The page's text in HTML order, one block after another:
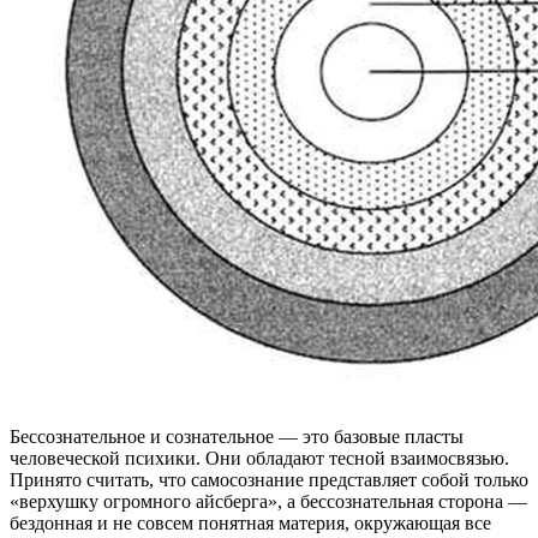
Бессознательное и сознательное — это базовые пласты
человеческой психики. Они обладают тесной взаимосвязью.
Принято считать, что самосознание представляет собой только
«верхушку огромного айсберга», а бессознательная сторона —
бездонная и не совсем понятная материя, окружающая все